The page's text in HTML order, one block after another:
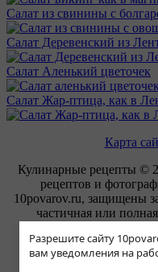
Разрешите сайту
вам уведомления на
Салат из свинины с
Салат Деревенский из
Салат Аленький цветочек
Салат Жар-птица, как в
Карта
Кулинарные рецепты ©
рецептов и
10povarov.ru, защищены
частичная или